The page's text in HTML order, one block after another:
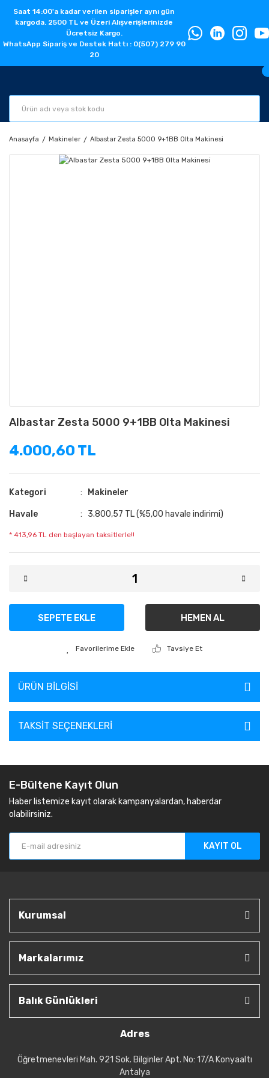
Saat 14:00'a kadar verilen siparişler aynı gün
kargoda. 2500 TL ve Üzeri Alışverişlerinizde
Ücretsiz Kargo.
WhatsApp Sipariş ve Destek Hattı : 0(507) 279 90
20
Anasayfa Makineler Albastar Zesta 5000 9+1BB Olta Makinesi
Albastar Zesta 5000 9+1BB Olta Makinesi
4.000,60 TL
Kategori Makineler
Havale 3.800,57 TL (%5,00 havale indirimi)
* 413,96 TL den başlayan taksitlerle!!
SEPETE EKLE HEMEN AL
Tavsiye Et
ÜRÜN BILGISI
TAKSIT SEÇENEKLERI
E-Bültene Kayıt Olun
Haber listemize kayıt olarak kampanyalardan, haberdar
olabilirsiniz.
KAYIT OL
Kurumsal
Markalarımız
Balık Günlükleri
Adres
Öğretmenevleri Mah. 921 Sok. Bilginler Apt. No: 17/A Konyaaltı
Antalya